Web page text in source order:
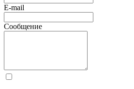
E-mail
Сообщение